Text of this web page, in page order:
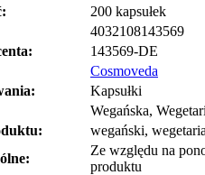
200 kapsułek
4032108143569
143569-DE
Cosmoveda
Kapsułki
Wegańska,
wegański,
Ze względu na
produktu